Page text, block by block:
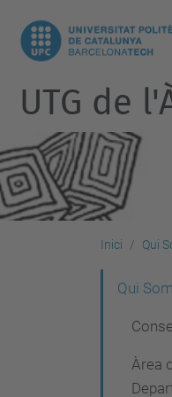
UTG de
Inici Qui
Qui Som
Àrea